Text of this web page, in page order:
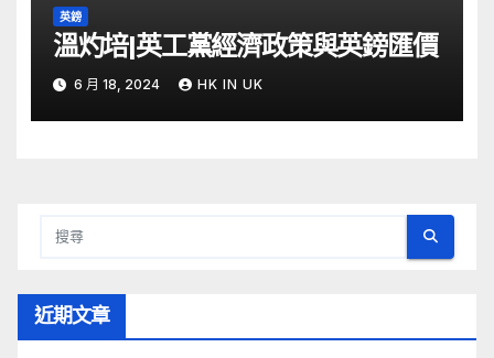
英鎊
溫灼培|英工黨經濟政策與英鎊匯價
6 月 18, 2024 HK IN UK
近期文章